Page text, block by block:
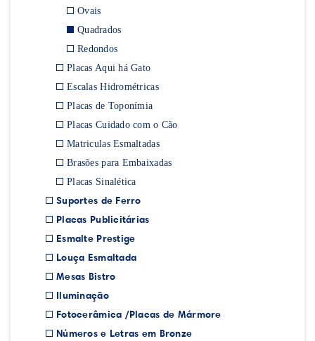
Ovais
Quadrados
Redondos
Placas Aqui há Gato
Escalas Hidrométricas
Placas de Toponímia
Placas Cuidado com o Cão
Matriculas Esmaltadas
Brasões para Embaixadas
Placas Sinalética
Suportes de Ferro
Placas Publicitárias
Esmalte Prestige
Louça Esmaltada
Mesas Bistro
Iluminação
Fotocerâmica /Placas de Mármore
Números e Letras em Bronze